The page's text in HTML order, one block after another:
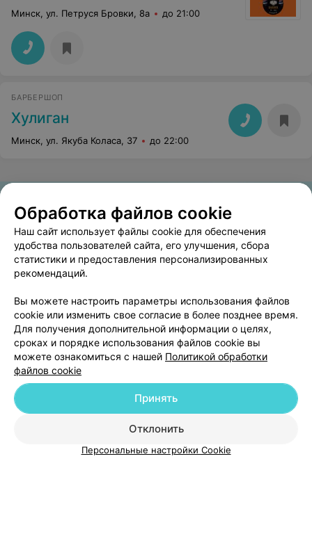
Минск, ул. Петруся Бровки, 8а до 21:00
БАРБЕРШОП
Хулиган
Минск, ул. Якуба Коласа, 37 до 22:00
ЭФФЕКТИВНАЯ РЕКЛАМА НА САЙТЕ
Обработка файлов cookie
Наш сайт использует файлы cookie для обеспечения
удобства пользователей сайта, его улучшения, сбора
статистики и предоставления персонализированных
рекомендаций.
Вы можете настроить параметры использования файлов
cookie или изменить свое согласие в более позднее время.
Для получения дополнительной информации о целях,
сроках и порядке использования файлов cookie вы
можете ознакомиться с нашей Политикой обработки
файлов cookie
Отклонить
Принять
Персональные настройки Cookie